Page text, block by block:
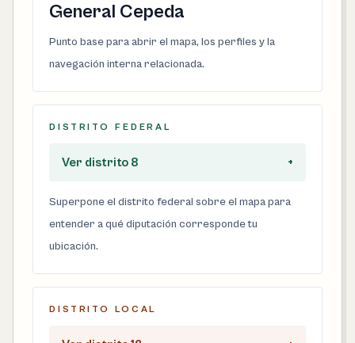
General Cepeda
Punto base para abrir el mapa, los perfiles y la
navegación interna relacionada.
DISTRITO FEDERAL
Ver distrito 8 +
Superpone el distrito federal sobre el mapa para
entender a qué diputación corresponde tu
ubicación.
DISTRITO LOCAL